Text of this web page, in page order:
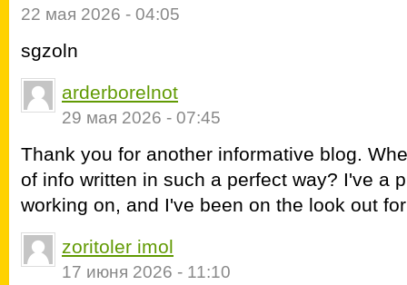
22 мая 2026 - 04:05
sgzoln
arderborelnot
29 мая 2026 - 07:45
Thank you for another informative blog.
of info written in such a perfect way? I've a
working on, and I've been on the look out
zoritoler imol
17 июня 2026 - 11:10